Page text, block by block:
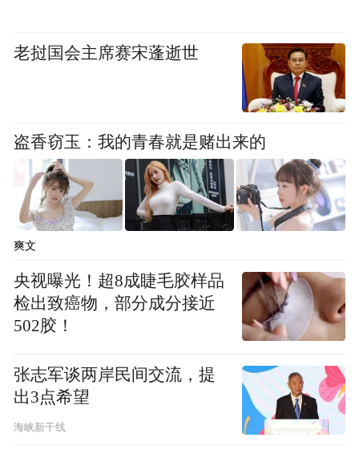
老挝国会主席赛宋蓬逝世
盗香窃玉：我的青春就是赌出来的
爽文
央视曝光！超8成睫毛胶样品
检出致癌物，部分成分接近
502胶！
张志军谈两岸民间交流，提
出3点希望
海峡新干线